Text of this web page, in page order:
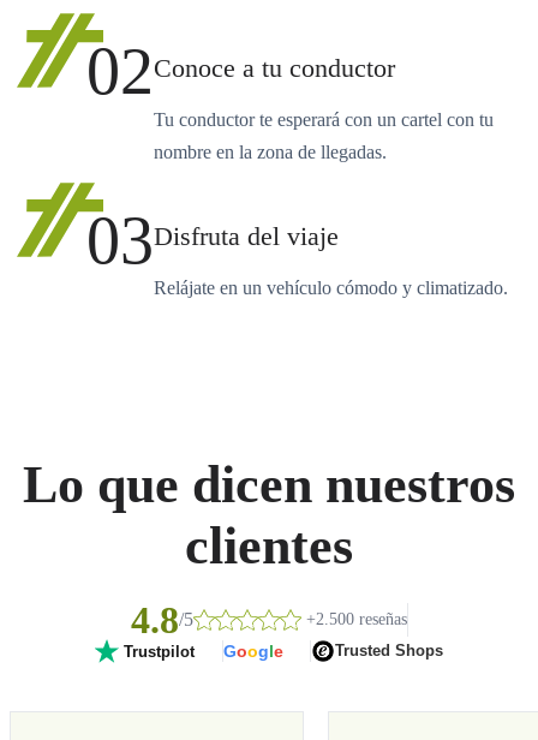
02Conoce a tu conductor
Tu conductor te esperará con un cartel con tu
nombre en la zona de llegadas.
03Disfruta del viaje
Relájate en un vehículo cómodo y climatizado.
Lo que dicen nuestros
clientes
4.8/5 +2.500 reseñas
Trustpilot Google Trusted Shops